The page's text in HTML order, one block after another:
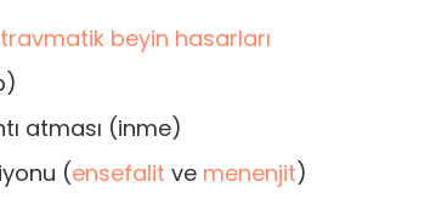
travmatik beyin hasarları
atması (inme)
(ensefalit ve menenjit)